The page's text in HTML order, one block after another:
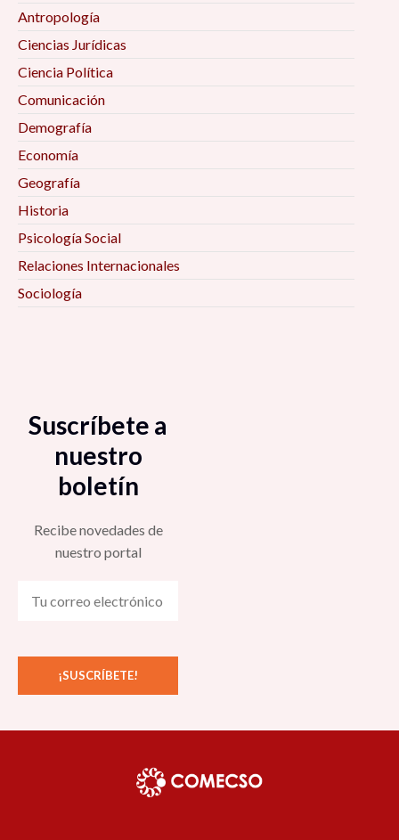
Antropología
Ciencias Jurídicas
Ciencia Política
Comunicación
Demografía
Economía
Geografía
Historia
Psicología Social
Relaciones Internacionales
Sociología
Suscríbete a
nuestro
boletín
Recibe novedades de
nuestro portal